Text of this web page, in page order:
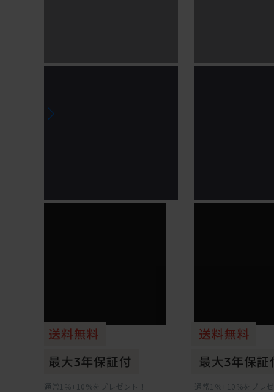
通常1％+10%をプレゼント！ 通常1％+10%をプレ